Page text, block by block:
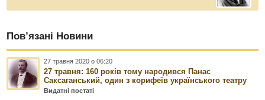
Пов’язані Новини
27 травня 2020 о 06:20
27 травня: 160 років тому народився Панас
Саксаганський, один з корифеїв українського театру
Видатні постаті